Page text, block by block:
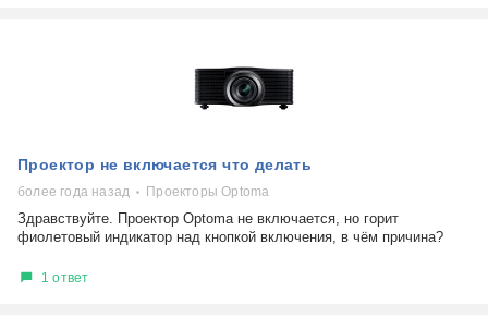
Проектор не включается что делать
более года назад Проекторы Optoma
Здравствуйте. Проектор Optoma не включается, но горит
фиолетовый индикатор над кнопкой включения, в чём причина?
1 ответ